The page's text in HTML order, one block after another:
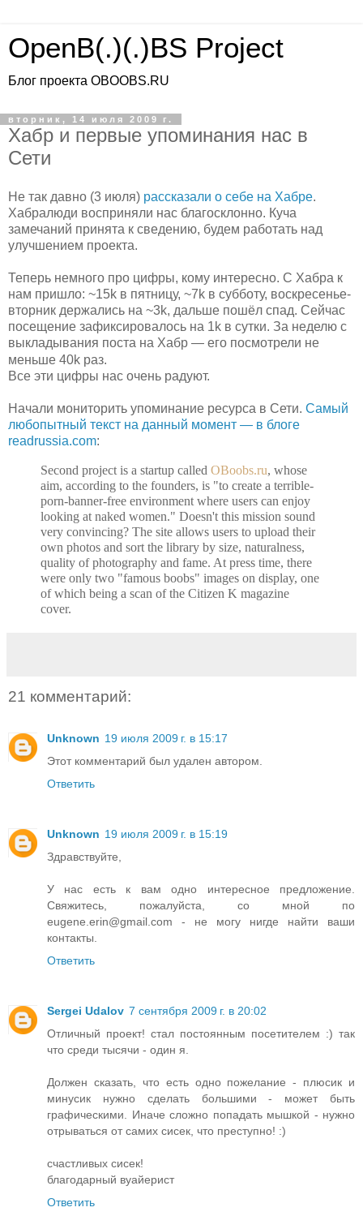
OpenB(.)(.)BS Project
Блог проекта OBOOBS.RU
вторник, 14 июля 2009 г.
Хабр и первые упоминания нас в
Сети
Не так давно (3 июля) рассказали о себе на Хабре.
Хабралюди восприняли нас благосклонно. Куча
замечаний принята к сведению, будем работать над
улучшением проекта.
Теперь немного про цифры, кому интересно. С Хабра к
нам пришло: ~15k в пятницу, ~7k в субботу, воскресенье-
вторник держались на ~3k, дальше пошёл спад. Сейчас
посещение зафиксировалось на 1k в сутки. За неделю с
выкладывания поста на Хабр — его посмотрели не
меньше 40k раз.
Все эти цифры нас очень радуют.
Начали мониторить упоминание ресурса в Сети. Самый
любопытный текст на данный момент — в блоге
readrussia.com:
Second project is a startup called OBoobs.ru, whose
aim, according to the founders, is "to create a terrible-
porn-banner-free environment where users can enjoy
looking at naked women." Doesn't this mission sound
very convincing? The site allows users to upload their
own photos and sort the library by size, naturalness,
quality of photography and fame. At press time, there
were only two "famous boobs" images on display, one
of which being a scan of the Citizen K magazine
cover.
21 комментарий:
Unknown 19 июля 2009 г. в 15:17
Этот комментарий был удален автором.
Ответить
Unknown 19 июля 2009 г. в 15:19
Здравствуйте,
У нас есть к вам одно интересное предложение.
Свяжитесь, пожалуйста, со мной по
eugene.erin@gmail.com - не могу нигде найти ваши
контакты.
Ответить
Sergei Udalov 7 сентября 2009 г. в 20:02
Отличный проект! стал постоянным посетителем :) так
что среди тысячи - один я.
Должен сказать, что есть одно пожелание - плюсик и
минусик нужно сделать большими - может быть
графическими. Иначе сложно попадать мышкой - нужно
отрываться от самих сисек, что преступно! :)
счастливых сисек!
благодарный вуайерист
Ответить